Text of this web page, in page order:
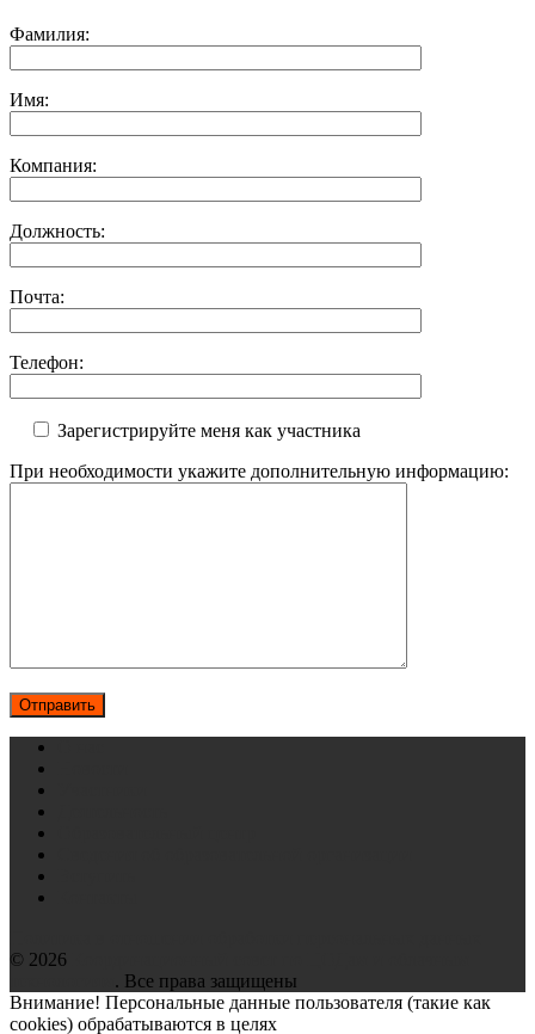
Фамилия:
Имя:
Компания:
Должность:
Почта:
Телефон:
Зарегистрируйте меня как участника
При необходимости укажите дополнительную информацию:
© 2026
. Все права защищены
Внимание! Персональные данные пользователя (такие как
cookies) обрабатываются в целях